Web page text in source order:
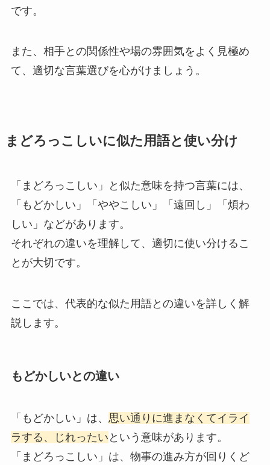
です。
また、相手との関係性や場の雰囲気をよく見極め
て、適切な言葉選びを心がけましょう。
まどろっこしいに似た用語と使い分け
「まどろっこしい」と似た意味を持つ言葉には、
「もどかしい」「ややこしい」「遠回し」「煩わ
しい」などがあります。
それぞれの違いを理解して、適切に使い分けるこ
とが大切です。
ここでは、代表的な似た用語との違いを詳しく解
説します。
もどかしいとの違い
「もどかしい」は、 思い通りに進まなくてイライ
ラする、じれったい という意味があります。
「まどろっこしい」は、物事の進み方が回りくど